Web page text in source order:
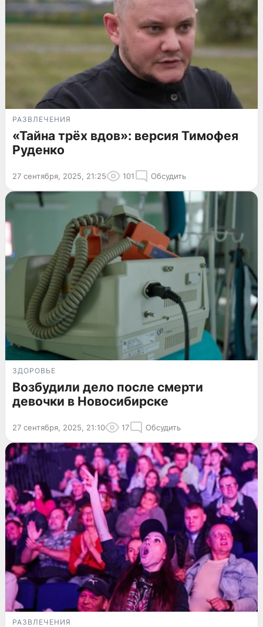
РАЗВЛЕЧЕНИЯ
«Тайна трёх вдов»: версия Тимофея
Руденко
27 сентября, 2025, 21:25 101 Обсудить
ЗДОРОВЬЕ
Возбудили дело после смерти
девочки в Новосибирске
27 сентября, 2025, 21:10 17 Обсудить
РАЗВЛЕЧЕНИЯ